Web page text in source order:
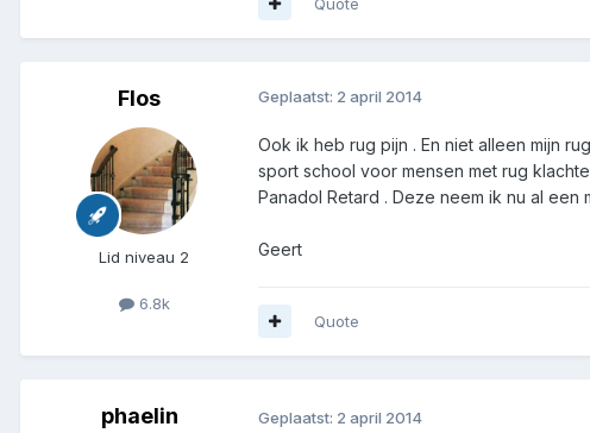
Flos
Lid niveau 2
6.8k
Geplaatst: 2 april 2014
Ook ik heb rug pijn . En niet alleen mijn
sport school voor mensen met rug
Panadol Retard . Deze neem ik nu al
Geert
Quote
phaelin Geplaatst: 2 april 2014